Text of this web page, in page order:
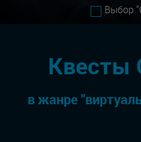
Выбор
Квесты
в жанре